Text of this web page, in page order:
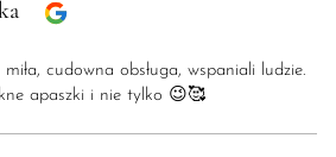
cudowna obsługa, wspaniali ludzie.
apaszki i nie tylko 😉🥰